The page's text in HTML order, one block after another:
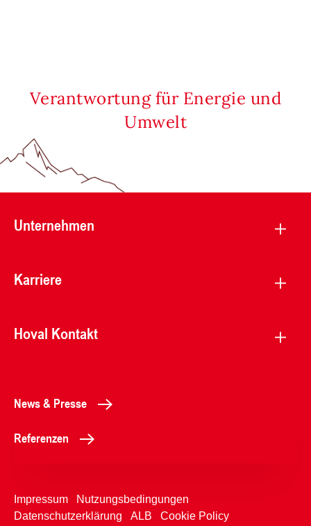
Verantwortung für Energie und
Umwelt
Unternehmen
Karriere
Hoval Kontakt
News & Presse
Referenzen
Impressum
Nutzungsbedingungen
Datenschutzerklärung
ALB Cookie Policy